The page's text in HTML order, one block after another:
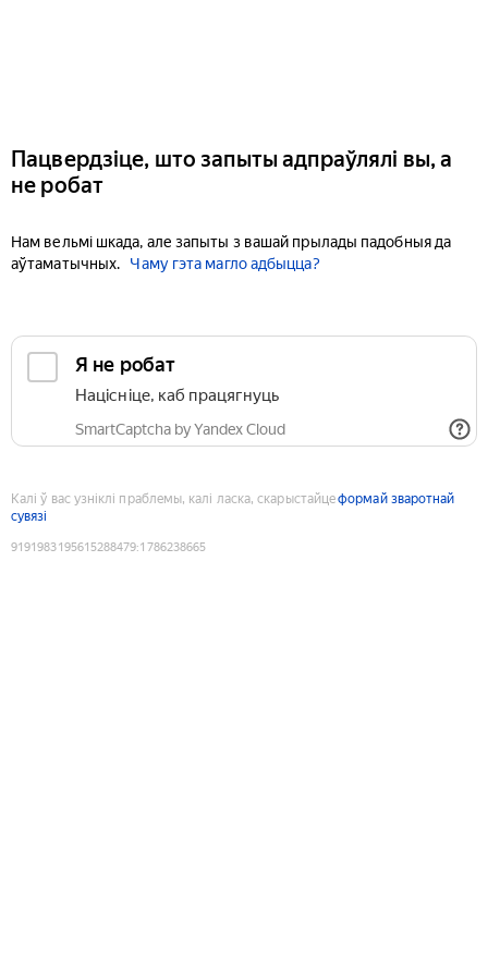
Пацвердзіце, што запыты адпраўлялі вы, а
не робат
Нам вельмі шкада, але запыты з вашай прылады падобныя да
аўтаматычных.
Чаму гэта магло адбыцца?
Я не робат
Націсніце, каб працягнуць
SmartCaptcha by Yandex Cloud
Калі ў вас узніклі праблемы, калі ласка, скарыстайцеформай зваротнай
сувязі
9191983195615288479:1786238665